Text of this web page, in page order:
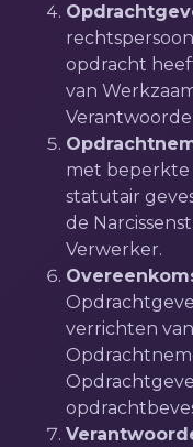
opdracht
van
met beperkte
statutair
de
Verwerker.
verrichten